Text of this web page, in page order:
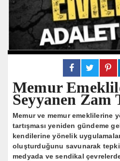
Memur
Seyyanen
Memur ve memur emeklilerine
tartışması yeniden gündeme
kendilerine yönelik
oluşturduğunu savunarak
medyada ve sendikal